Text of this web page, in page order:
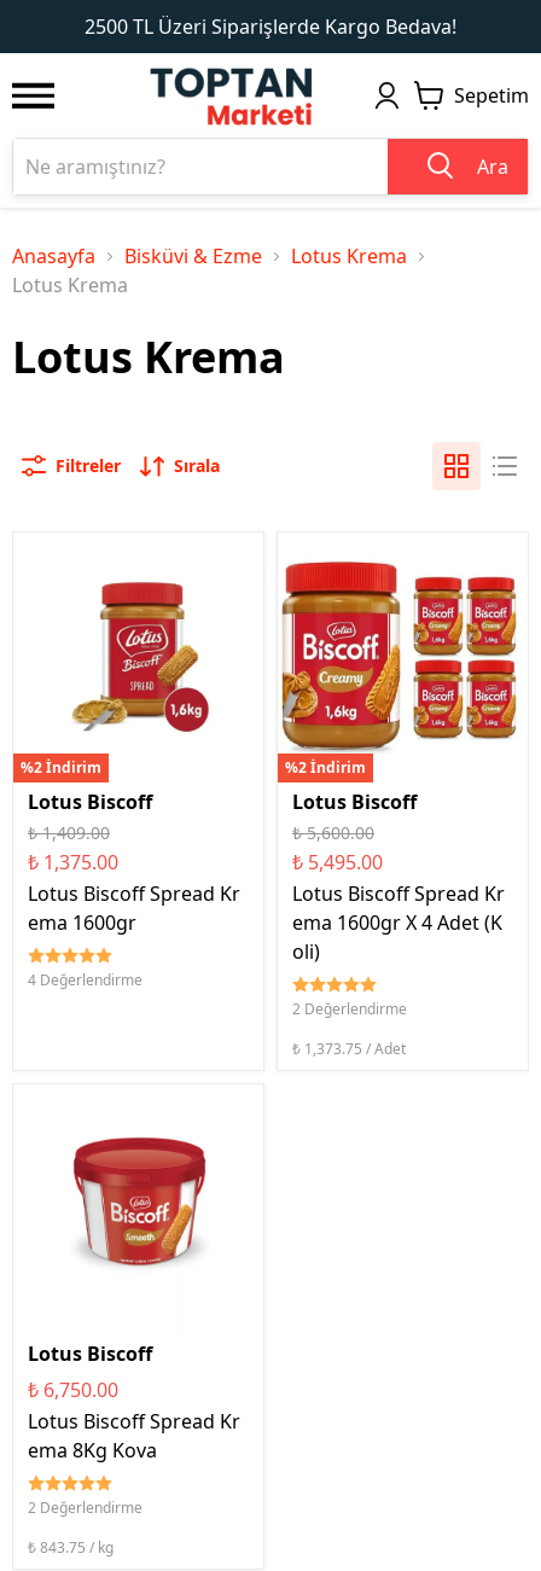
2500 TL Üzeri Siparişlerde Kargo Bedava!
1
Sepetim
Ara
Anasayfa Bisküvi & Ezme
Lotus Krema
Lotus Krema
Lotus Krema
Filtreler Sırala
%2 İndirim
Lotus Biscoff
₺ 1,409.00
₺ 1,375.00
Lotus Biscoff Spread Kr
ema 1600gr
4 Değerlendirme
%2 İndirim
Lotus Biscoff
₺ 5,600.00
₺ 5,495.00
Lotus Biscoff Spread Kr
ema 1600gr X 4 Adet (K
oli)
2 Değerlendirme
₺ 1,373.75 / Adet
Lotus Biscoff
₺ 6,750.00
Lotus Biscoff Spread Kr
ema 8Kg Kova
2 Değerlendirme
₺ 843.75 / kg